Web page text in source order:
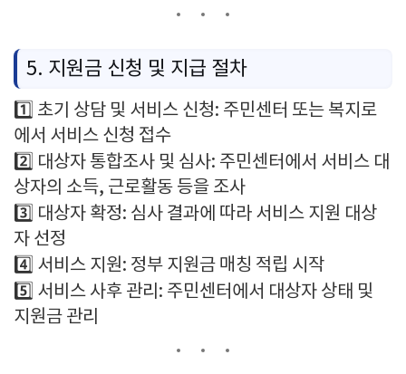
5. 지원금 신청 및 지급 절차
1️⃣ 초기 상담 및 서비스 신청: 주민센터 또는 복지로
에서 서비스 신청 접수
2️⃣ 대상자 통합조사 및 심사: 주민센터에서 서비스 대
상자의 소득, 근로활동 등을 조사
3️⃣ 대상자 확정: 심사 결과에 따라 서비스 지원 대상
자 선정
4️⃣ 서비스 지원: 정부 지원금 매칭 적립 시작
5️⃣ 서비스 사후 관리: 주민센터에서 대상자 상태 및
지원금 관리